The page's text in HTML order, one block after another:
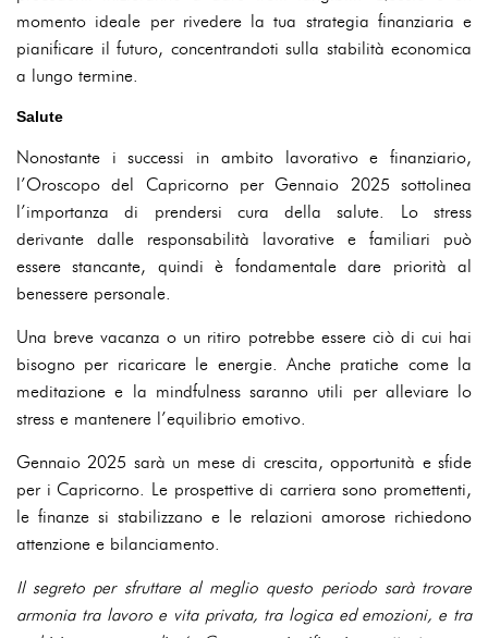
momento ideale per rivedere la tua strategia finanziaria e
pianificare il futuro, concentrandoti sulla stabilità economica
a lungo termine.
Salute
Nonostante i successi in ambito lavorativo e finanziario,
l’Oroscopo del Capricorno per Gennaio 2025 sottolinea
l’importanza di prendersi cura della salute. Lo stress
derivante dalle responsabilità lavorative e familiari può
essere stancante, quindi è fondamentale dare priorità al
benessere personale.
Una breve vacanza o un ritiro potrebbe essere ciò di cui hai
bisogno per ricaricare le energie. Anche pratiche come la
meditazione e la mindfulness saranno utili per alleviare lo
stress e mantenere l’equilibrio emotivo.
Gennaio 2025 sarà un mese di crescita, opportunità e sfide
per i Capricorno. Le prospettive di carriera sono promettenti,
le finanze si stabilizzano e le relazioni amorose richiedono
attenzione e bilanciamento.
Il segreto per sfruttare al meglio questo periodo sarà trovare
armonia tra lavoro e vita privata, tra logica ed emozioni, e tra